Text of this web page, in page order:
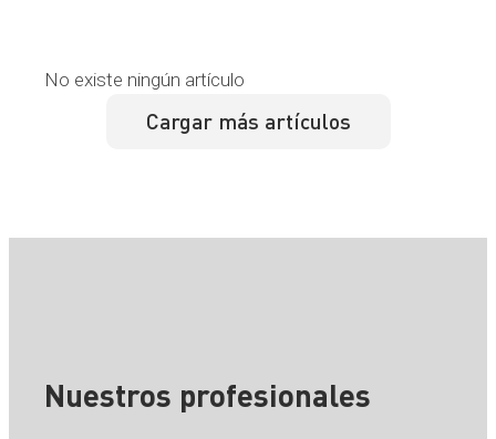
No existe ningún artículo
Cargar más artículos
Nuestros profesionales